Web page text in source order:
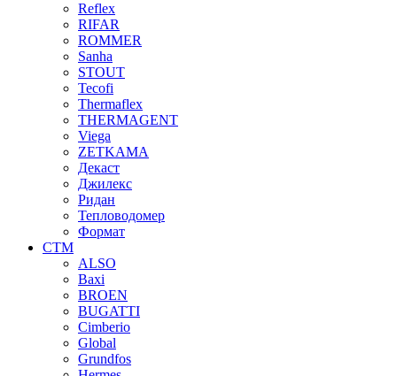
Reflex
RIFAR
ROMMER
Sanha
STOUT
Tecofi
Thermaflex
THERMAGENT
Viega
ZETKAMA
Декаст
Джилекс
Ридан
Тепловодомер
Формат
СТМ
ALSO
Baxi
BROEN
BUGATTI
Cimberio
Global
Grundfos